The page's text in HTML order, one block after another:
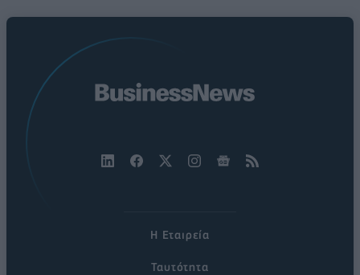
Η Εταιρεία
Ταυτότητα